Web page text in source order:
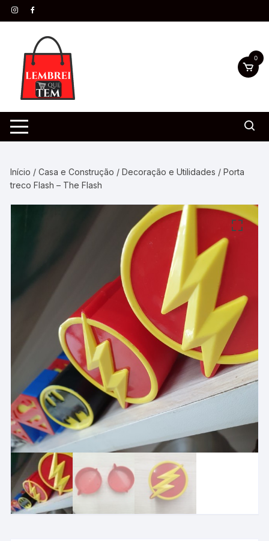
0
Início /Casa e Construção /Decoração e Utilidades / Porta
treco Flash – The Flash